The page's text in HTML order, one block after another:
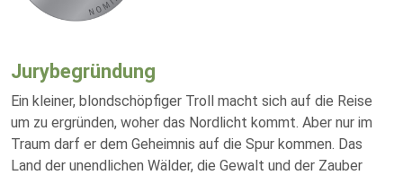
Jurybegründung
Ein kleiner, blondschöpfiger Troll macht sich auf die Reise
um zu ergründen, woher das Nordlicht kommt. Aber nur im
Traum darf er dem Geheimnis auf die Spur kommen. Das
Land der unendlichen Wälder, die Gewalt und der Zauber